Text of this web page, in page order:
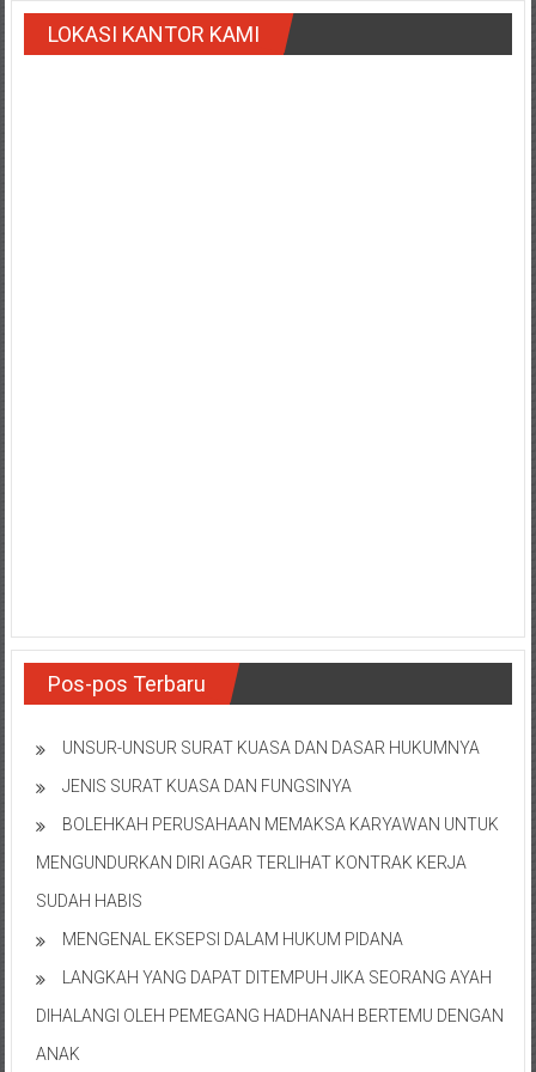
Payakumbung/
Tanjung
Barat/
Kalimantan
Timur/
Kalimantan
Samarinda/Jawa
Barat/
jawa
Terdekat
LOKASI KANTOR KAMI
Pos-pos Terbaru
UNSUR-UNSUR SURAT KUASA DAN DASAR HUKUMNYA
JENIS SURAT KUASA DAN FUNGSINYA
BOLEHKAH PERUSAHAAN MEMAKSA KARYAWAN UNTUK
MENGUNDURKAN DIRI AGAR TERLIHAT KONTRAK KERJA
SUDAH HABIS
MENGENAL EKSEPSI DALAM HUKUM PIDANA
LANGKAH YANG DAPAT DITEMPUH JIKA SEORANG AYAH
DIHALANGI OLEH PEMEGANG HADHANAH BERTEMU DENGAN
ANAK